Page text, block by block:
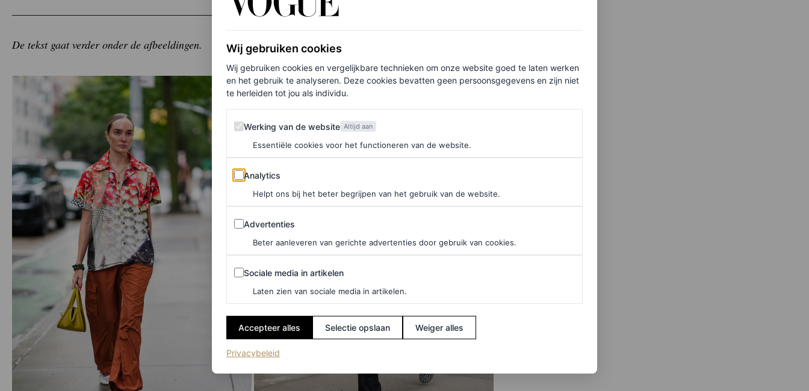
De tekst gaat verder onder de afbeeldingen. Wij gebruiken cookies
Wij gebruiken cookies en vergelijkbare technieken om onze website goed te laten werken
en het gebruik te analyseren. Deze cookies bevatten geen persoonsgegevens en zijn niet
te herleiden tot jou als individu.
Werking van de website
Werking van de website Altijd aan
Essentiële cookies voor het functioneren van de website.
Analytics
Analytics
Helpt ons bij het beter begrijpen van het gebruik van de website.
Advertenties
Advertenties
Beter aanleveren van gerichte advertenties door gebruik van cookies.
Sociale media in artikelen
Sociale media in artikelen
Laten zien van sociale media in artikelen.
Accepteer alles Selectie opslaan Weiger alles
Privacybeleid